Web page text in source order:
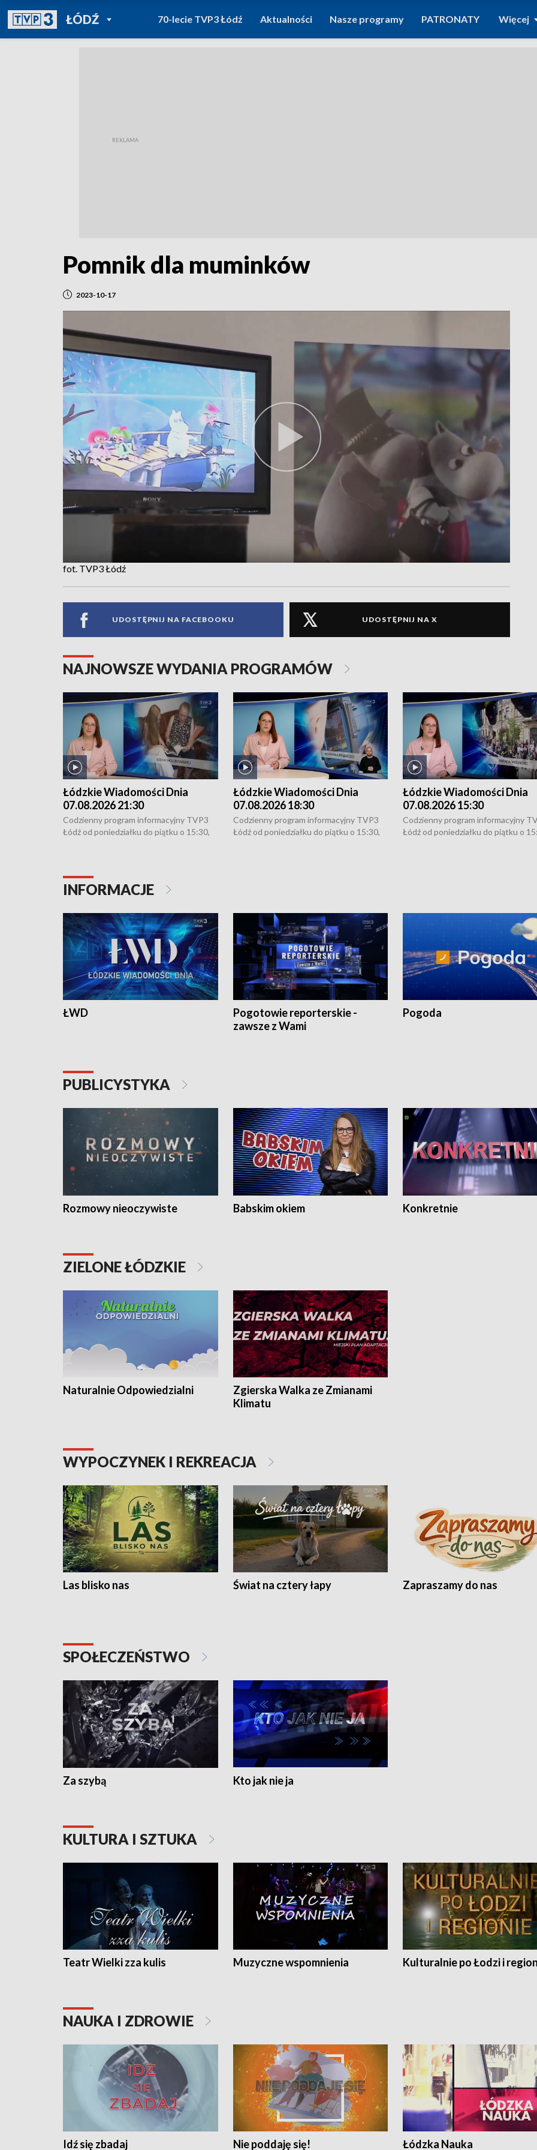
ŁÓDŹPOWRÓT DO
TVP REGIONY
70-lecie TVP3 Łódź Aktualności Nasze programy PATRONATY Więcej
Pomnik dla muminków
2023-10-17
fot. TVP3 Łódź
UDOSTĘPNIJ NA FACEBOOKU UDOSTĘPNIJ NA X
NAJNOWSZE WYDANIA PROGRAMÓW
Łódzkie Wiadomości Dnia
07.08.2026 21:30
Codzienny program informacyjny TVP3
Łódź od poniedziałku do piątku o 15:30,
Łódzkie Wiadomości Dnia
07.08.2026 18:30
Codzienny program informacyjny TVP3
Łódź od poniedziałku do piątku o 15:30,
Łódzkie Wiadomości Dnia
07.08.2026 15:30
Codzienny program informacyjny
Łódź od poniedziałku do piątku o
INFORMACJE
ŁWD
Pogotowie reporterskie -
zawsze z Wami
Pogoda
PUBLICYSTYKA
Rozmowy nieoczywiste Babskim okiem Konkretnie
ZIELONE ŁÓDZKIE
Naturalnie Odpowiedzialni
Zgierska Walka ze Zmianami
Klimatu
WYPOCZYNEK I REKREACJA
Las blisko nas Świat na cztery łapy Zapraszamy do nas
SPOŁECZEŃSTWO
Za szybą Kto jak nie ja
KULTURA I SZTUKA
Teatr Wielki zza kulis Muzyczne wspomnienia Kulturalnie po Łodzi i
NAUKA I ZDROWIE
Idź się zbadaj Nie poddaję się! Łódzka Nauka